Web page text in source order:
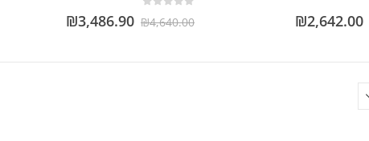
₪2,642.00
₪4,640.00
₪3,486.90